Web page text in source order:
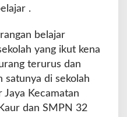
.
belajar
yang ikut kena
terurus dan
satunya di sekolah
Kecamatan
dan SMPN 32